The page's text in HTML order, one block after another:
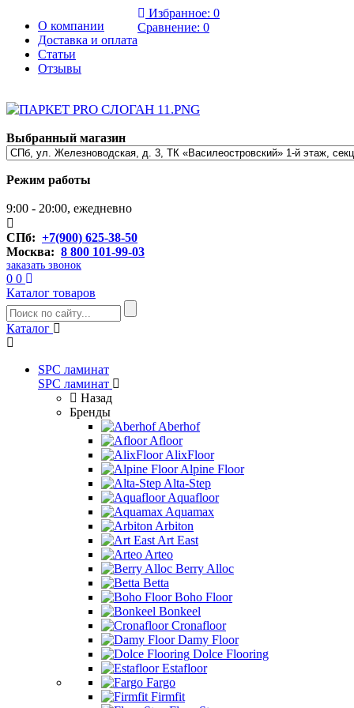
О компании
Доставка и оплата
Статьи
Отзывы
Избранное: 0
Сравнение: 0
Выбранный магазин
Режим работы
9:00 - 20:00, ежедневно
СПб: +7(900) 625-38-50
Москва: 8 800 101-99-03
заказать звонок
0 0
Каталог товаров
Каталог
SPC ламинат
SPC ламинат
Назад
Бренды
Aberhof
Afloor
AlixFloor
Alpine Floor
Alta-Step
Aquafloor
Aquamax
Arbiton
Art East
Arteo
Berry Alloc
Betta
Boho Floor
Bonkeel
Cronafloor
Damy Floor
Dolce Flooring
Estafloor
Fargo
Firmfit